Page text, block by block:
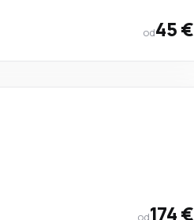
od45 €
od174 €